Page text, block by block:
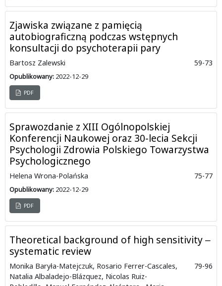
Zjawiska związane z pamięcią
autobiograficzną podczas wstępnych
konsultacji do psychoterapii pary
Bartosz Zalewski 59-73
Opublikowany: 2022-12-29
PDF
Sprawozdanie z XIII Ogólnopolskiej
Konferencji Naukowej oraz 30-lecia Sekcji
Psychologii Zdrowia Polskiego Towarzystwa
Psychologicznego
Helena Wrona-Polańska 75-77
Opublikowany: 2022-12-29
PDF
Theoretical background of high sensitivity ‒
systematic review
Monika Baryła-Matejczuk, Rosario Ferrer-Cascales,
Natalia Albaladejo-Blázquez, Nicolas Ruiz-
79-96